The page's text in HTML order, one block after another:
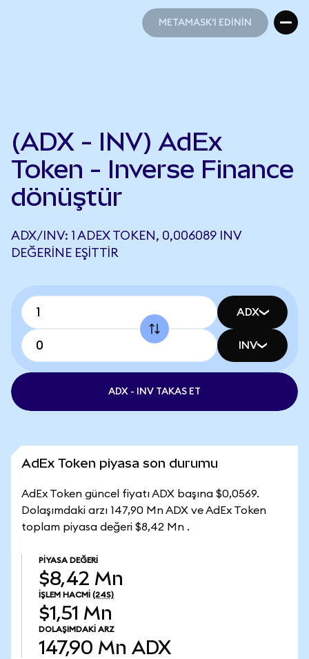
METAMASK'I EDİNİN
(ADX - INV) AdEx
Token - Inverse Finance
dönüştür
ADX/INV: 1 ADEX TOKEN, 0,006089 INV
DEĞERINE EŞITTIR
ADX
INV
ADX - INV TAKAS ET
AdEx Token piyasa son durumu
AdEx Token güncel fiyatı ADX başına $0,0569.
Dolaşımdaki arzı 147,90 Mn ADX ve AdEx Token
toplam piyasa değeri $8,42 Mn .
PIYASA DEĞERI
$8,42 Mn
İŞLEM HACMI (24S)
$1,51 Mn
DOLAŞIMDAKI ARZ
147,90 Mn ADX